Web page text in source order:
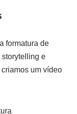
formatura de
storytelling e
um vídeo